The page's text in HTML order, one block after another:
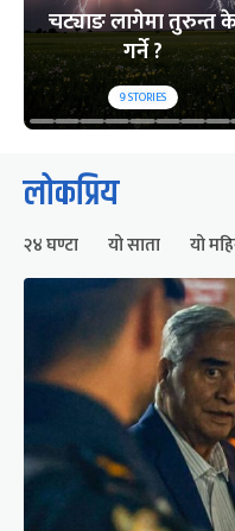
चट्याङ लागेमा तुरुन्त
गर्ने ?
9STORIES
लोकप्रिय
२४ घण्टा यो साता यो